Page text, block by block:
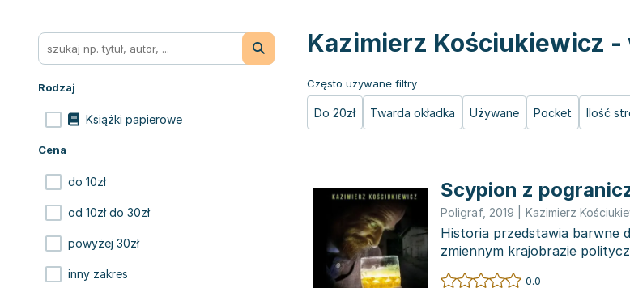
Rodzaj
Książki papierowe
Cena
do 10zł
od 10zł do 30zł
powyżej 30zł
inny zakres
Kazimierz Kościukiewicz
Często używane filtry
Do 20zł Twarda okładka Używane Pocket Ilość
Scypion z
Poligraf 2019 Kazimierz
Historia przedstawia barwne
zmiennym krajobrazie
jest w...
0.0